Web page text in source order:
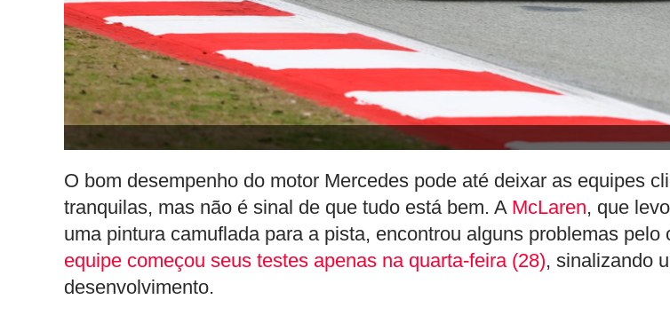
O bom desempenho do motor Mercedes pode até deixar as equipes
tranquilas, mas não é sinal de que tudo está bem. A McLaren, que
uma pintura camuflada para a pista, encontrou alguns problemas pelo
equipe começou seus testes apenas na quarta-feira (28), sinalizando
desenvolvimento.